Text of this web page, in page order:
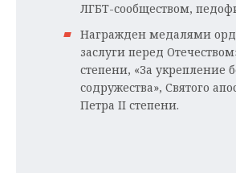
ЛГБТ-сообществом,
Награжден медалями
заслуги перед
степени, «За укрепление
содружества», Святого
Петра II степени.